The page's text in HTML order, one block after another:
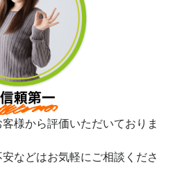
様から評価いただいておりま
などはお気軽にご相談くださ